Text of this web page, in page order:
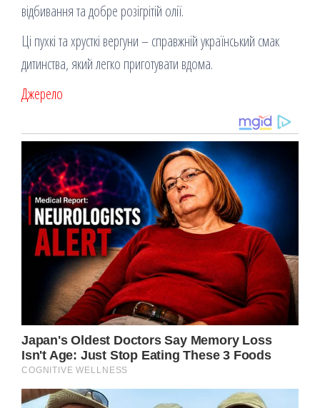
відбивання та добре розігрітій олії.
Ці пухкі та хрусткі вергуни – справжній український смак
дитинства, який легко приготувати вдома.
Джерело